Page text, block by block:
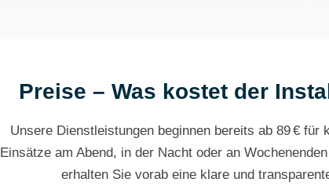
Preise – Was kostet der
Unsere Dienstleistungen beginnen bereits ab 89 €
Einsätze am Abend, in der Nacht oder an
erhalten Sie vorab eine klare und